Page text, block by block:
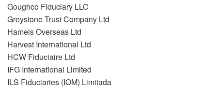
Goughco Fiduciary LLC
Greystone Trust Company Ltd
Hamels Overseas Ltd
Harvest International Ltd
HCW Fiduciaire Ltd
IFG International Limited
ILS Fiduciaries (IOM) Limitada